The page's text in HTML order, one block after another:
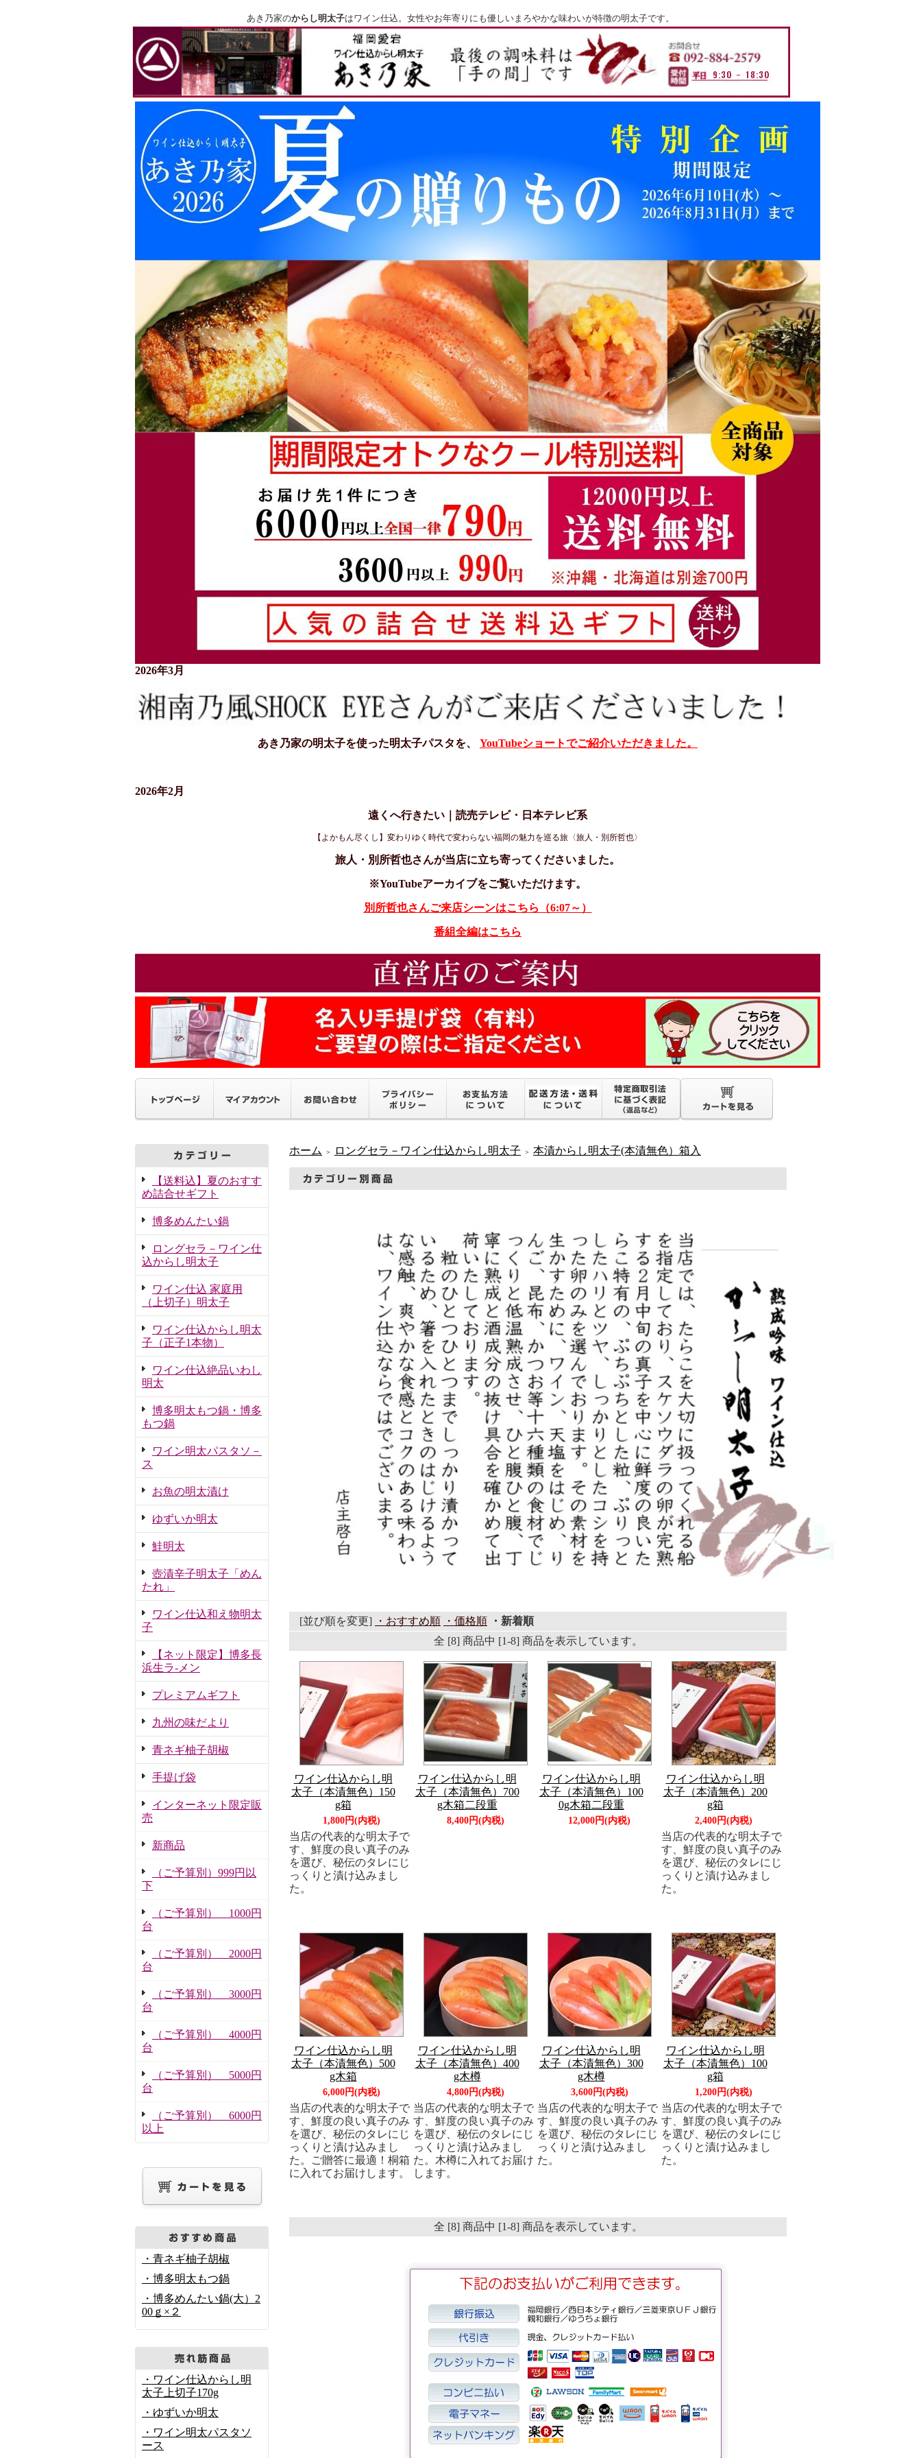
あき乃家のからし明太子はワイン仕込。女性やお年寄りにも優しいまろやかな味わいが特徴の明太子です。
2026年3月
あき乃家の明太子を使った明太子パスタを、 YouTubeショートでご紹介いただきました。
2026年2月
遠くへ行きたい｜読売テレビ・日本テレビ系
【よかもん尽くし】変わりゆく時代で変わらない福岡の魅力を巡る旅〈旅人・別所哲也〉
旅人・別所哲也さんが当店に立ち寄ってくださいました。
※YouTubeアーカイブをご覧いただけます。
別所哲也さんご来店シーンはこちら（6:07～）
番組全編はこちら
【送料込】夏のおすす
め詰合せギフト
博多めんたい鍋
ロングセラ－ワイン仕
込からし明太子
ワイン仕込 家庭用
（上切子）明太子
ワイン仕込からし明太
子（正子1本物）
ワイン仕込絶品いわし
明太
博多明太もつ鍋・博多
もつ鍋
ワイン明太パスタソ－
ス
お魚の明太漬け
ゆずいか明太
鮭明太
壺漬辛子明太子「めん
たれ」
ワイン仕込和え物明太
子
【ネット限定】博多長
浜生ラ-メン
プレミアムギフト
九州の味だより
青ネギ柚子胡椒
手提げ袋
インターネット限定販
売
新商品
（ご予算別）999円以
下
（ご予算別） 1000円
台
（ご予算別） 2000円
台
（ご予算別） 3000円
台
（ご予算別） 4000円
台
（ご予算別） 5000円
台
（ご予算別） 6000円
以上
・青ネギ柚子胡椒
・博多明太もつ鍋
・博多めんたい鍋(大）2
00ｇ×２
・ワイン仕込からし明
太子上切子170g
・ゆずいか明太
・ワイン明太パスタソ
ース
ホーム ＞ ロングセラ－ワイン仕込からし明太子 ＞ 本漬からし明太子(本漬無色）箱入
[並び順を変更] ・おすすめ順 ・価格順
・新着順
全 [8] 商品中 [1-8] 商品を表示しています。
ワイン仕込からし明
太子（本漬無色）150
g箱
1,800円(内税)
当店の代表的な明太子で
す、鮮度の良い真子のみ
を選び、秘伝のタレにじ
っくりと漬け込みまし
た。
ワイン仕込からし明
太子（本漬無色）700
g木箱二段重
8,400円(内税)
ワイン仕込からし明
太子（本漬無色）100
0g木箱二段重
12,000円(内税)
ワイン仕込からし明
太子（本漬無色）200
g箱
2,400円(内税)
当店の代表的な明太子で
す、鮮度の良い真子のみ
を選び、秘伝のタレにじ
っくりと漬け込みまし
た。
ワイン仕込からし明
太子（本漬無色）500
g木箱
6,000円(内税)
当店の代表的な明太子で
す、鮮度の良い真子のみ
を選び、秘伝のタレにじ
っくりと漬け込みまし
た。ご贈答に最適！桐箱
に入れてお届けします。
ワイン仕込からし明
太子（本漬無色）400
g木樽
4,800円(内税)
当店の代表的な明太子で
す、鮮度の良い真子のみ
を選び、秘伝のタレにじ
っくりと漬け込みまし
た。木樽に入れてお届け
します。
ワイン仕込からし明
太子（本漬無色）300
g木樽
3,600円(内税)
当店の代表的な明太子で
す、鮮度の良い真子のみ
を選び、秘伝のタレにじ
っくりと漬け込みまし
た。
ワイン仕込からし明
太子（本漬無色）100
g箱
1,200円(内税)
当店の代表的な明太子で
す、鮮度の良い真子のみ
を選び、秘伝のタレにじ
っくりと漬け込みまし
た。
全 [8] 商品中 [1-8] 商品を表示しています。